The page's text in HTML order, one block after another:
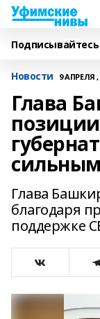
Подписывайтесь
Новости 9 АПРЕЛЯ ,
Глава
Глава
благодаря
поддержке